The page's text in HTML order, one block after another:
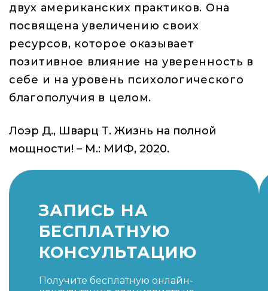
двух американских практиков. Она
посвящена увеличению своих
ресурсов, которое оказывает
позитивное влияние на уверенность в
себе и на уровень психологического
благополучия в целом.
Лоэр Д., Шварц Т. Жизнь на полной
мощности! – М.: МИФ, 2020.
ЗАПИСЬ НА
БЕСПЛАТНУЮ
КОНСУЛЬТАЦИЮ
Получите бесплатную онлайн-